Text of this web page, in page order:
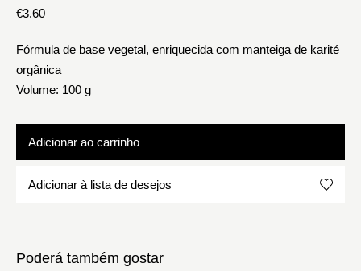
€3.60
Fórmula de base vegetal, enriquecida com manteiga de karité
orgânica
Volume: 100 g
Adicionar ao carrinho
Adicionar à lista de desejos
Poderá também gostar